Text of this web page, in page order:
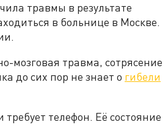
травмы в результате
в больнице в Москве.
мозговая травма, сотрясение
до сих пор не знает о гибели
телефон. Её состояние